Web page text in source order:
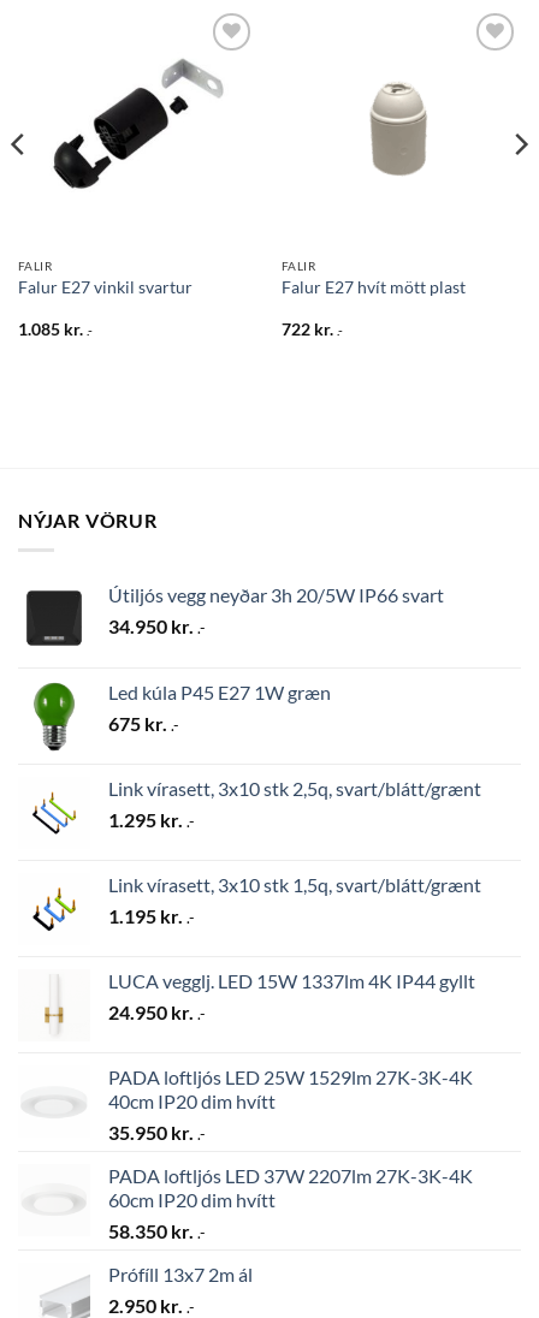
Bæta
við á
óskalista
FALIR
Falur E27 vinkil svartur
1.085 kr. .-
FALIR
Falur E27 hvít mött plast
722 kr. .-
NÝJAR VÖRUR
Útiljós vegg neyðar 3h 20/5W IP66 svart
34.950 kr. .-
Led kúla P45 E27 1W græn
675 kr. .-
Link vírasett, 3x10 stk 2,5q, svart/blátt/grænt
1.295 kr. .-
Link vírasett, 3x10 stk 1,5q, svart/blátt/grænt
1.195 kr. .-
LUCA vegglj. LED 15W 1337lm 4K IP44 gyllt
24.950 kr. .-
PADA loftljós LED 25W 1529lm 27K-3K-4K
40cm IP20 dim hvítt
35.950 kr. .-
PADA loftljós LED 37W 2207lm 27K-3K-4K
60cm IP20 dim hvítt
58.350 kr. .-
Prófíll 13x7 2m ál
2.950 kr. .-